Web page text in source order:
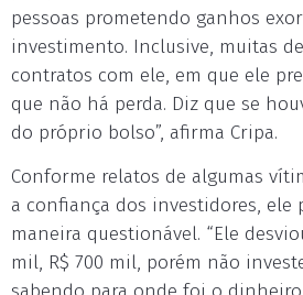
pessoas prometendo ganhos
investimento. Inclusive, muitas
contratos com ele, em que ele
que não há perda. Diz que se
do próprio bolso”, afirma Cripa.
Conforme relatos de algumas
a confiança dos investidores, ele
maneira questionável. “Ele
mil, R$ 700 mil, porém não